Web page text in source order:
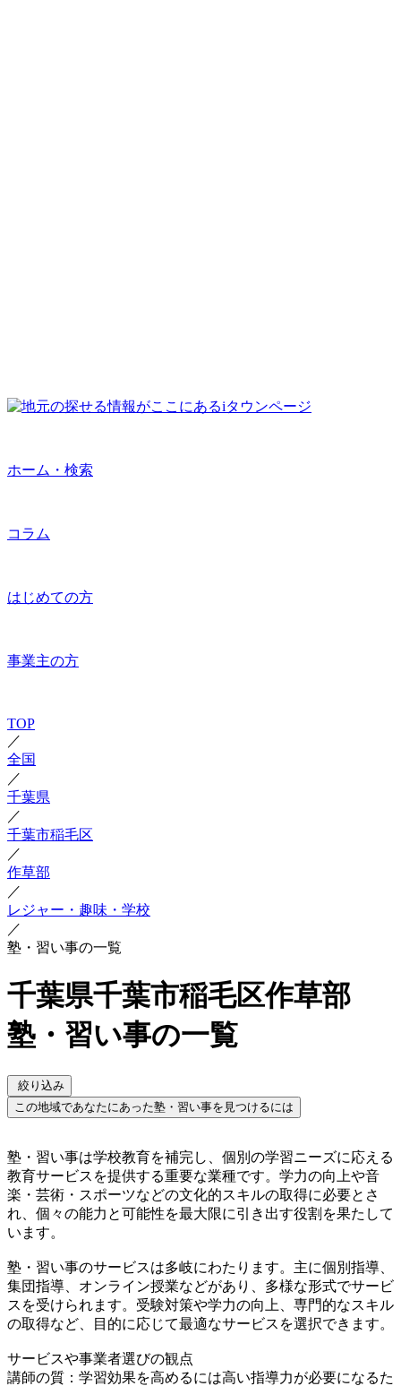
ホーム・検索
コラム
はじめての方
事業主の方
TOP
／
全国
／
千葉県
／
千葉市稲毛区
／
作草部
／
レジャー・趣味・学校
／
塾・習い事の一覧
千葉県千葉市稲毛区作草部
塾・習い事の一覧
絞り込み
この地域であなたにあった塾・習い事を見つけるには
塾・習い事は学校教育を補完し、個別の学習ニーズに応える
教育サービスを提供する重要な業種です。学力の向上や音
楽・芸術・スポーツなどの文化的スキルの取得に必要とさ
れ、個々の能力と可能性を最大限に引き出す役割を果たして
います。
塾・習い事のサービスは多岐にわたります。主に個別指導、
集団指導、オンライン授業などがあり、多様な形式でサービ
スを受けられます。受験対策や学力の向上、専門的なスキル
の取得など、目的に応じて最適なサービスを選択できます。
サービスや事業者選びの観点
講師の質：学習効果を高めるには高い指導力が必要になるた